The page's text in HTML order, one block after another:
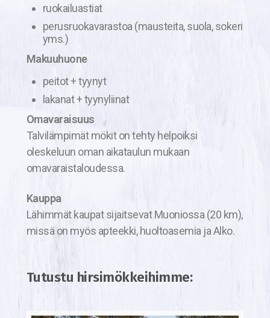
ruokailuastiat
perusruokavarastoa (mausteita, suola, sokeri
yms.)
Makuuhuone
peitot + tyynyt
lakanat + tyynyliinat
Omavaraisuus
Talvilämpimät mökit on tehty helpoiksi
oleskeluun oman aikataulun mukaan
omavaraistaloudessa.
Kauppa
Lähimmät kaupat sijaitsevat Muoniossa (20 km),
missä on myös apteekki, huoltoasemia ja Alko.
Tutustu hirsimökkeihimme: